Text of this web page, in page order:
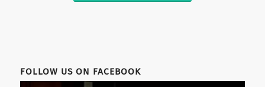
FOLLOW US ON FACEBOOK